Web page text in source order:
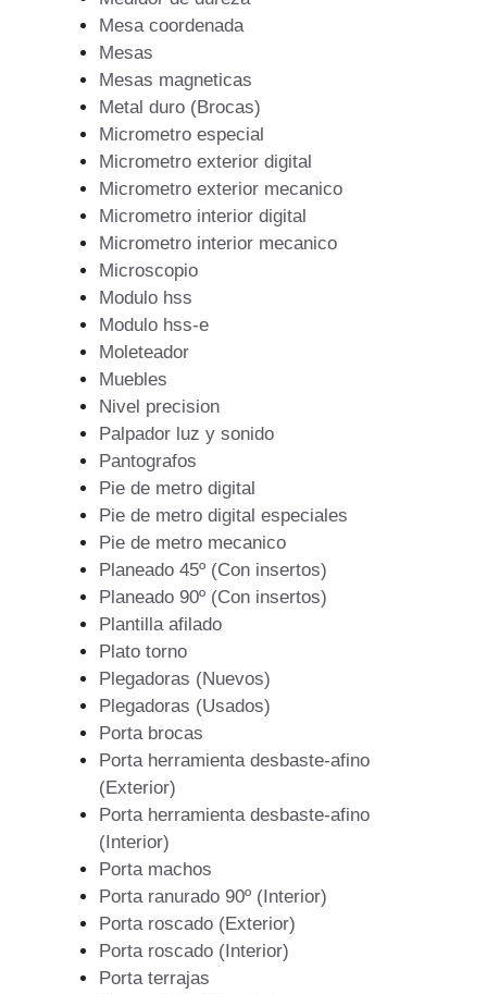
Mesa coordenada
Mesas
Mesas magneticas
Metal duro (Brocas)
Micrometro especial
Micrometro exterior digital
Micrometro exterior mecanico
Micrometro interior digital
Micrometro interior mecanico
Microscopio
Modulo hss
Modulo hss-e
Moleteador
Muebles
Nivel precision
Palpador luz y sonido
Pantografos
Pie de metro digital
Pie de metro digital especiales
Pie de metro mecanico
Planeado 45º (Con insertos)
Planeado 90º (Con insertos)
Plantilla afilado
Plato torno
Plegadoras (Nuevos)
Plegadoras (Usados)
Porta brocas
Porta herramienta desbaste-afino
(Exterior)
Porta herramienta desbaste-afino
(Interior)
Porta machos
Porta ranurado 90º (Interior)
Porta roscado (Exterior)
Porta roscado (Interior)
Porta terrajas